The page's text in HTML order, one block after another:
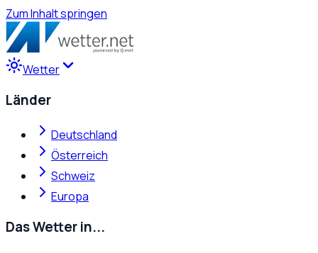
Zum Inhalt springen
Wetter
Länder
Deutschland
Österreich
Schweiz
Europa
Das Wetter in...